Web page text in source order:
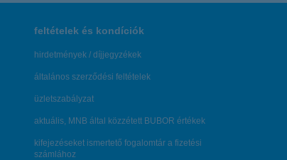
feltételek és kondíciók
hirdetmények / díjjegyzékek
általános szerződési feltételek
üzletszabályzat
aktuális, MNB által közzétett BUBOR értékek
kifejezéseket ismertető fogalomtár a fizetési
számlához